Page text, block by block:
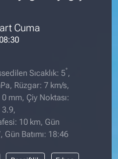
Cuma
08:30
Sıcaklık: 5° ,
Rüzgar: 7 km/s,
mm, Çiy Noktası:
3.9,
10 km, Gün
Batımı: 18:46